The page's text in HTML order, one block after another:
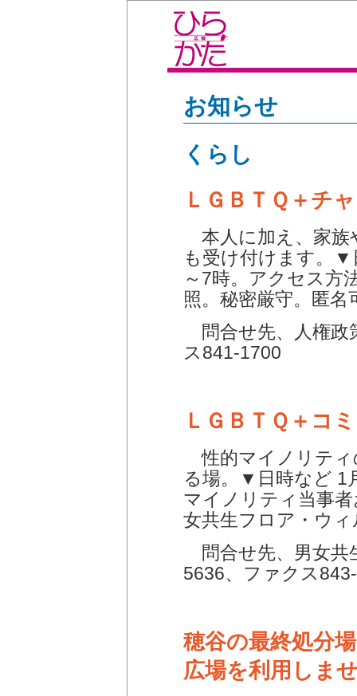
お知らせ
くらし
ＬＧＢＴＱ＋チ
本人に加え、家族
も受け付けます。
～7時。アクセス方
照。秘密厳守。匿名
問合せ先、人権
ス841-1700
ＬＧＢＴＱ＋コ
性的マイノリティ
る場。▼日時など 1
マイノリティ当事
女共生フロア・ウ
問合せ先、男女
5636、ファクス
穂谷の最終処分
広場を利用しま